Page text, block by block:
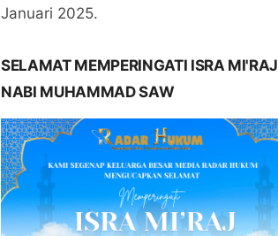
Januari 2025.
SELAMAT MEMPERINGATI ISRA MI'RAJ
NABI MUHAMMAD SAW